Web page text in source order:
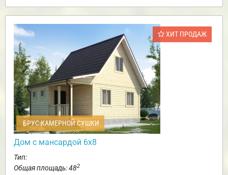
ХИТ ПРОДАЖ
БРУС КАМЕРНОЙ СУШКИ
Дом с мансардой 6х8
Тип:
Общая площадь: 482